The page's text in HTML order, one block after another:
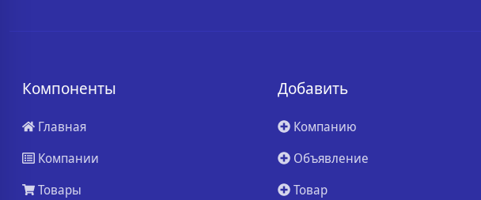
Компоненты
Главная
Компании
Товары
Добавить
Компанию
Объявление
Товар